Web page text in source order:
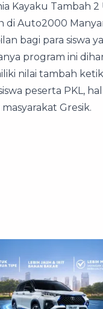
Kayaku Tambah 2
di Auto2000
bagi para siswa
program ini
nilai tambah
peserta PKL,
Gresik.